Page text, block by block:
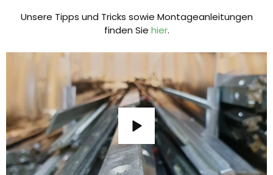
Unsere Tipps und Tricks sowie Montageanleitungen
finden Sie hier.